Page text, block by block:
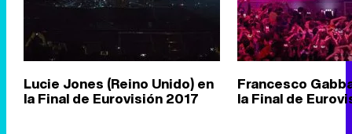
Lucie Jones (Reino Unido) en
la Final de Eurovisión 2017
Francesco
la Final de